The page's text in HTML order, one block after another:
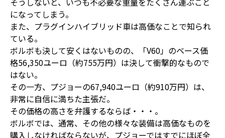
になってしまう。
また、プラグインハイブリッド車は高価なことで知られ
ている。
ボルボも決して安くはないものの、「V60」のベース価
格56,350ユーロ（約755万円）は決して衝撃的なもので
はない。
その一方、プジョーの67,940ユーロ（約910万円）は、
非常に自信に満ちた主張だ。
その価格の高さを弁護するならば・・・。
ボルボでは、通常、その他の様々な装備は高価なものを
購入しなければならないが、プジョーではすでにほぼ全